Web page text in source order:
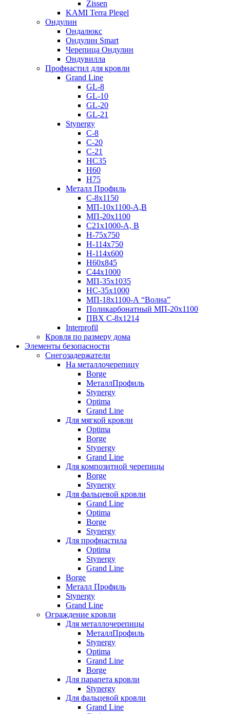
Zissen
KAMI Terra Plegel
Ондулин
Ондалюкс
Ондулин Smart
Черепица Ондулин
Ондувилла
Профнастил для кровли
Grand Line
GL-8
GL-10
GL-20
GL-21
Stynergy
C-8
C-20
C-21
НС35
Н60
H75
Металл Профиль
С-8х1150
МП-10x1100-А,В
МП-20х1100
С21х1000-А, В
H-75х750
Н-114х750
Н-114х600
Н60х845
С44х1000
МП-35х1035
НС-35х1000
МП-18х1100-А “Волна”
Поликарбонатный МП-20х1100
ПВХ С-8х1214
Interprofil
Кровля по размеру дома
Элементы безопасности
Снегозадержатели
На металлочерепицу
Borge
МеталлПрофиль
Stynergy
Optima
Grand Line
Для мягкой кровли
Optima
Borge
Stynergy
Grand Line
Для композитной черепицы
Borge
Stynergy
Для фальцевой кровли
Grand Line
Optima
Borge
Stynergy
Для профнастила
Optima
Stynergy
Grand Line
Borge
Металл Профиль
Stynergy
Grand Line
Ограждение кровли
Для металлочерепицы
МеталлПрофиль
Stynergy
Optima
Grand Line
Borge
Для парапета кровли
Stynergy
Для фальцевой кровли
Grand Line